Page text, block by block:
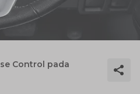
Control pada